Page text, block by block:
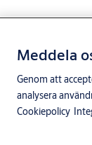
Meddela
Genom att
analysera
Cookiepolicy